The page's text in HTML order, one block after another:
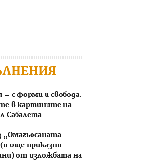
– с форми и свобода.
в картините на
Сабалета
„Омагьосаната
(и още приказни
от изложбата на